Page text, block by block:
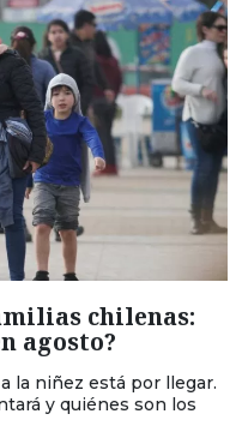
chilenas:
agosto?
la niñez está por llegar.
y quiénes son los